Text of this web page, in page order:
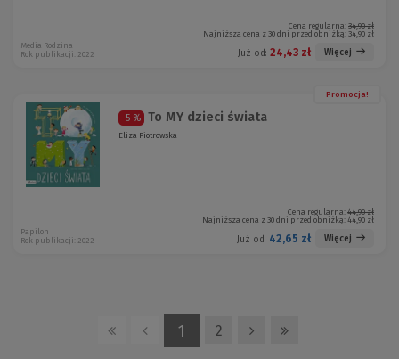
Cena regularna: 34,90 zł
Najniższa cena z 30 dni przed obniżką: 34,90 zł
Już od: 24,43 zł Więcej
Media Rodzina
Rok publikacji: 2022
Promocja!
-5 % To MY dzieci świata
Eliza Piotrowska
Cena regularna: 44,90 zł
Najniższa cena z 30 dni przed obniżką: 44,90 zł
Już od: 42,65 zł Więcej
Papilon
Rok publikacji: 2022
1 2